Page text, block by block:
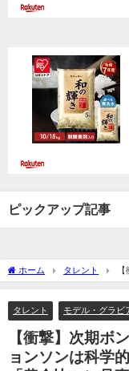
ピックアップ記事
ホーム タレント
は科学的に世界で最もハンサ
タレント モデル・グラビ
【衝撃】次期ボ
ョンソンは科学